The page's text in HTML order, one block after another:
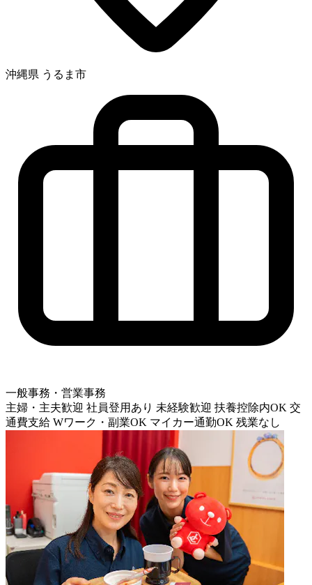
沖縄県 うるま市
一般事務・営業事務
主婦・主夫歓迎 社員登用あり 未経験歓迎 扶養控除内OK 交
通費支給 Wワーク・副業OK マイカー通勤OK 残業なし